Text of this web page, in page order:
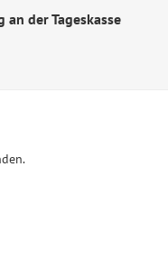
der Tageskasse